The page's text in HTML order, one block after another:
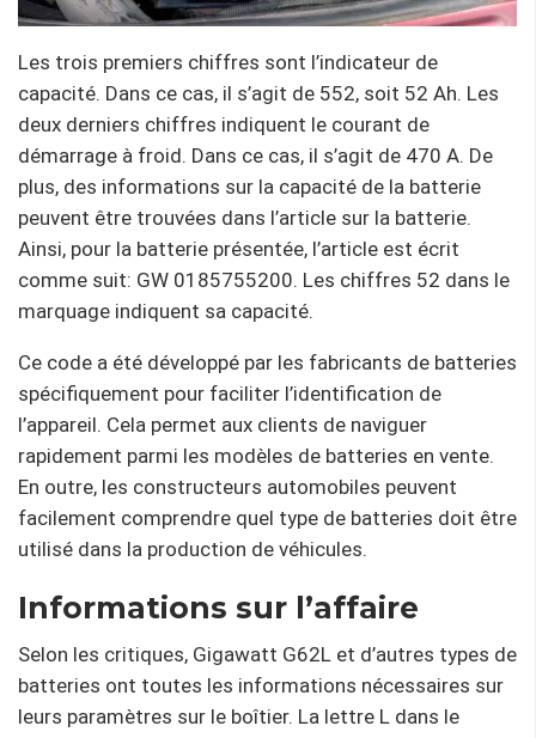
Les trois premiers chiffres sont l’indicateur de
capacité. Dans ce cas, il s’agit de 552, soit 52 Ah. Les
deux derniers chiffres indiquent le courant de
démarrage à froid. Dans ce cas, il s’agit de 470 A. De
plus, des informations sur la capacité de la batterie
peuvent être trouvées dans l’article sur la batterie.
Ainsi, pour la batterie présentée, l’article est écrit
comme suit: GW 0185755200. Les chiffres 52 dans le
marquage indiquent sa capacité.
Ce code a été développé par les fabricants de batteries
spécifiquement pour faciliter l’identification de
l’appareil. Cela permet aux clients de naviguer
rapidement parmi les modèles de batteries en vente.
En outre, les constructeurs automobiles peuvent
facilement comprendre quel type de batteries doit être
utilisé dans la production de véhicules.
Informations sur l’affaire
Selon les critiques, Gigawatt G62L et d’autres types de
batteries ont toutes les informations nécessaires sur
leurs paramètres sur le boîtier. La lettre L dans le